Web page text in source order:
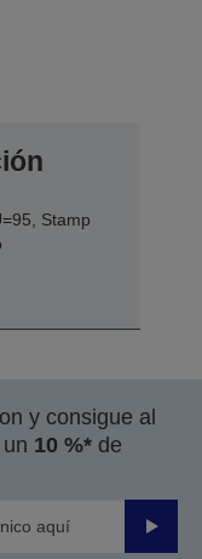
Stamp
y consigue al
10 %* de
Enviar